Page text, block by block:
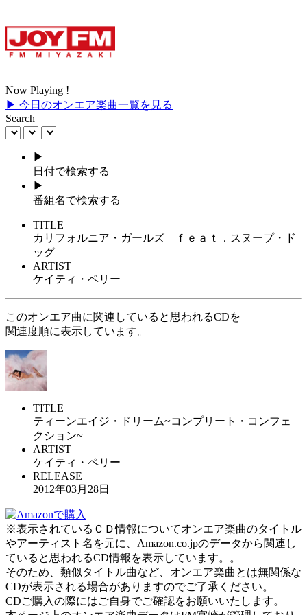
Now Playing !
▶ 今日のオンエア楽曲一覧を見る
Search
▶
日付で検索する
▶
番組名で検索する
TITLE
カリフォルニア・ガールズ ｆｅａｔ．スヌープ・ド
ッグ
ARTIST
ケイティ・ペリー
このオンエア曲に関連していると思われるCDを
関連度順に表示しています。
TITLE
ティーンエイジ・ドリーム~コンプリート・コンフェ
クション~
ARTIST
ケイティ・ペリー
RELEASE
2012年03月28日
※表示されているＣＤ情報についてオンエア楽曲のタイトル
やアーティスト名を元に、Amazon.co.jpのデータから関連し
ていると思われるCD情報を表示しています。。
そのため、類似タイトル曲など、オンエア楽曲とは無関係な
CDが表示される場合がありますのでご了承ください。
CDご購入の際にはご自身でご確認をお願いいたします。